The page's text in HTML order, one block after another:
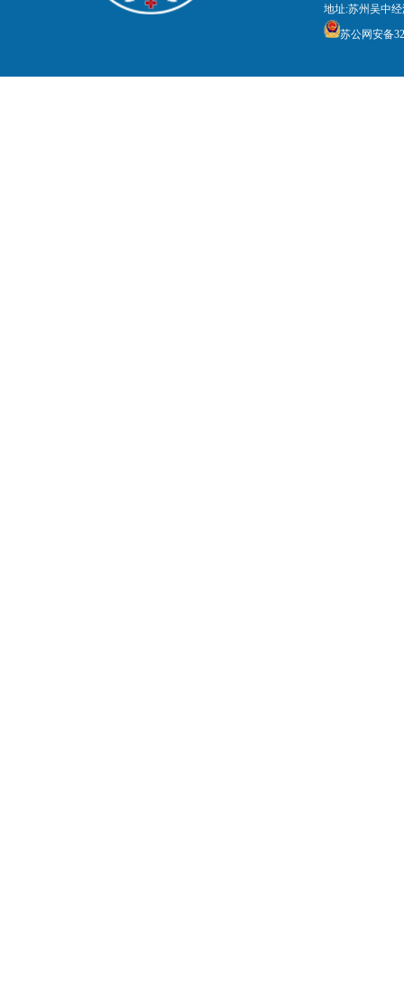
地址:苏州吴中
苏公网安备